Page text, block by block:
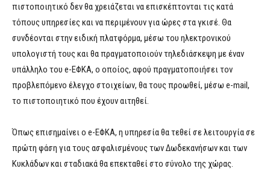
πιστοποιητικό δεν θα χρειάζεται να επισκέπτονται τις κατά
τόπους υπηρεσίες και να περιμένουν για ώρες στα γκισέ. Θα
συνδέονται στην ειδική πλατφόρμα, μέσω του ηλεκτρονικού
υπολογιστή τους και θα πραγματοποιούν τηλεδιάσκεψη με έναν
υπάλληλο του e-ΕΦΚΑ, ο οποίος, αφού πραγματοποιήσει τον
προβλεπόμενο έλεγχο στοιχείων, θα τους προωθεί, μέσω e-mail,
το πιστοποιητικό που έχουν αιτηθεί.
Όπως επισημαίνει ο e-ΕΦΚΑ, η υπηρεσία θα τεθεί σε λειτουργία σε
πρώτη φάση για τους ασφαλισμένους των Δωδεκανήσων και των
Κυκλάδων και σταδιακά θα επεκταθεί στο σύνολο της χώρας.